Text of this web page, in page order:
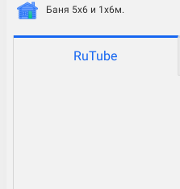
Баня 5х6 и 1х6м.
RuTube